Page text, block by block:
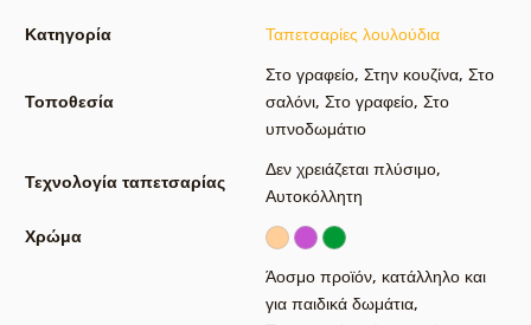
Κατηγορία Ταπετσαρίες λουλούδια
Τοποθεσία
Στο γραφείο, Στην κουζίνα, Στο
σαλόνι, Στο γραφείο, Στο
υπνοδωμάτιο
Τεχνολογία ταπετσαρίας
Δεν χρειάζεται πλύσιμο,
Αυτοκόλλητη
Χρώμα
Άοσμο προϊόν, κατάλληλο και
για παιδικά δωμάτια,